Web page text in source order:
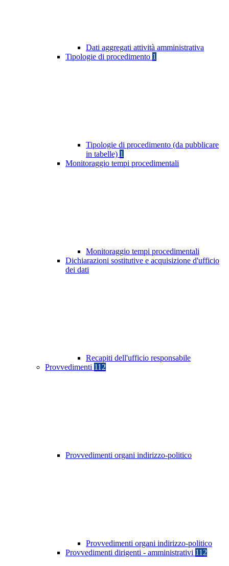
Dati aggregati attività amministrativa
Tipologie di procedimento 1
Tipologie di procedimento (da pubblicare
in tabelle) 1
Monitoraggio tempi procedimentali
Monitoraggio tempi procedimentali
Dichiarazioni sostitutive e acquisizione d'ufficio
dei dati
Recapiti dell'ufficio responsabile
Provvedimenti 112
Provvedimenti organi indirizzo-politico
Provvedimenti organi indirizzo-politico
Provvedimenti dirigenti - amministrativi 112